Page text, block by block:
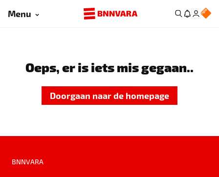
Menu
Oeps, er is iets mis gegaan..
Doorgaan naar de homepage
BNNVARA